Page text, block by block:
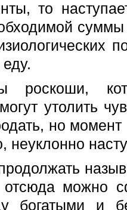
то
роскоши,
утолить
но
неуклонно
отсюда можно
богатыми и